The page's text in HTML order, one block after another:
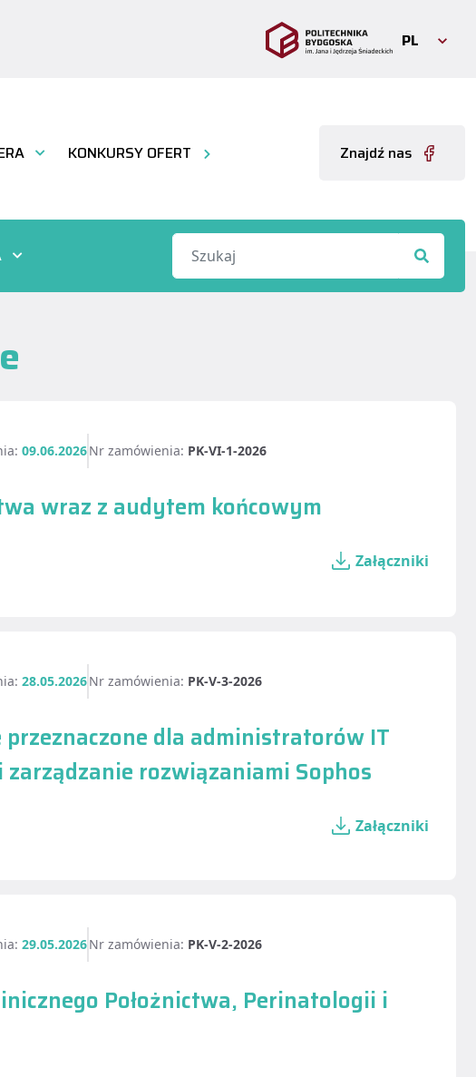
PL
KONKURSY OFERT Znajdź nas
09.06.2026Nr zamówienia: PK-VI-1-2026
wraz z audytem końcowym
Załączniki
28.05.2026Nr zamówienia: PK-V-3-2026
dla administratorów IT
rozwiązaniami Sophos
Załączniki
29.05.2026Nr zamówienia: PK-V-2-2026
Położnictwa, Perinatologii i